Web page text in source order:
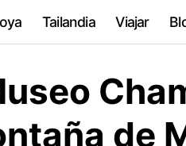
Tailandia Viajar
de